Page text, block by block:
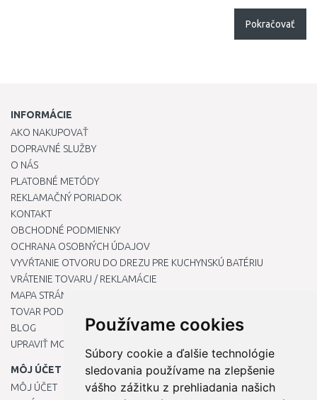
Používame cookies
Súbory cookie a ďalšie technológie
sledovania používame na zlepšenie
vášho zážitku z prehliadania našich
Pokračovať
INFORMÁCIE
AKO NAKUPOVAŤ
DOPRAVNÉ SLUŽBY
O NÁS
PLATOBNÉ METÓDY
REKLAMAČNÝ PORIADOK
KONTAKT
OBCHODNÉ PODMIENKY
OCHRANA OSOBNÝCH ÚDAJOV
VYVŔTANIE OTVORU DO DREZU PRE KUCHYNSKÚ BATÉRIU
VRÁTENIE TOVARU / REKLAMÁCIE
MAPA STRÁNOK
TOVAR PODĽA ZNAČIEK
BLOG
UPRAVIŤ MOJE PREDVOĽBY COOKIES
MÔJ ÚČET
MÔJ ÚČET